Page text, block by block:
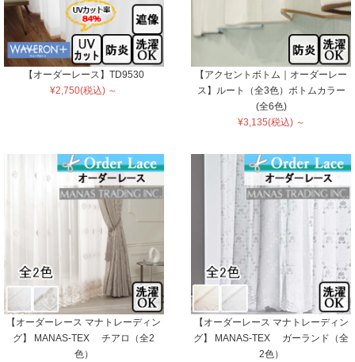
【オーダーレース】TD9530
¥2,750(税込) ～
【アクセントボトム｜オーダーレー
ス】ルート（全3色）ボトムカラー
(全6色)
¥3,135(税込) ～
【オーダーレース マナトレーディン
グ】 MANAS-TEX チアロ（全2
色）
【オーダーレース マナトレーディン
グ】 MANAS-TEX ガーランド（全
2色）